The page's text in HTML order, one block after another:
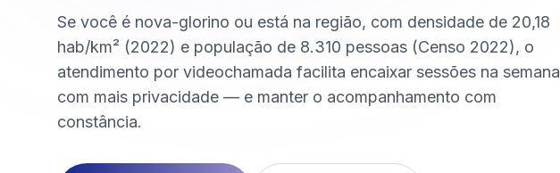
Se você é nova-glorino ou está na região, com densidade de 20,18
hab/km² (2022) e população de 8.310 pessoas (Censo 2022), o
atendimento por videochamada facilita encaixar sessões na semana
com mais privacidade — e manter o acompanhamento com
constância.